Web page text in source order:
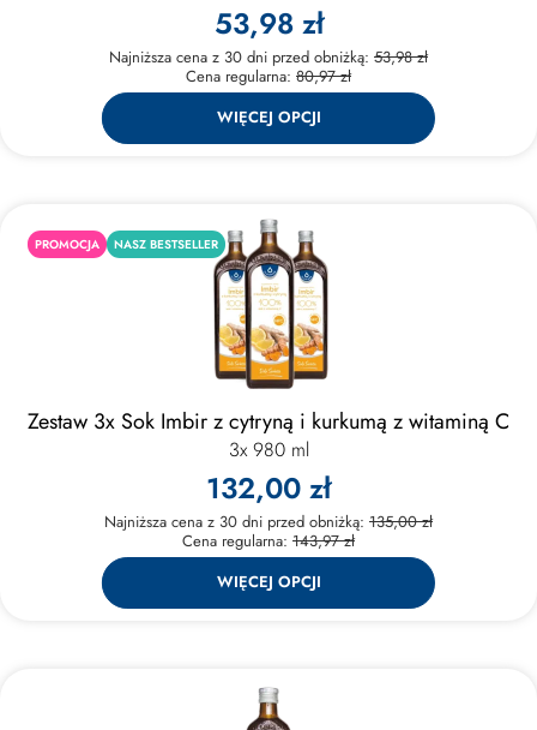
53,98 zł
Najniższa cena z 30 dni przed obniżką: 53,98 zł
Cena regularna: 80,97 zł
WIĘCEJ OPCJI
PROMOCJA NASZ BESTSELLER
Zestaw 3x Sok Imbir z cytryną i kurkumą z witaminą C
3x 980 ml
132,00 zł
Najniższa cena z 30 dni przed obniżką: 135,00 zł
Cena regularna: 143,97 zł
WIĘCEJ OPCJI